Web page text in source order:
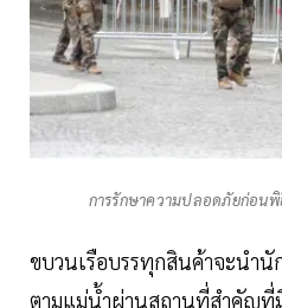
การรักษาความปลอดภัยก่อน
ขบวนเรือบรรทุกสินค้าจะนำ
ตามแม่น้ำผ่านสถานที่สำคัญที่